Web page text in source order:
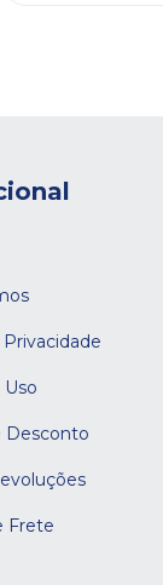
Desconto
Frete